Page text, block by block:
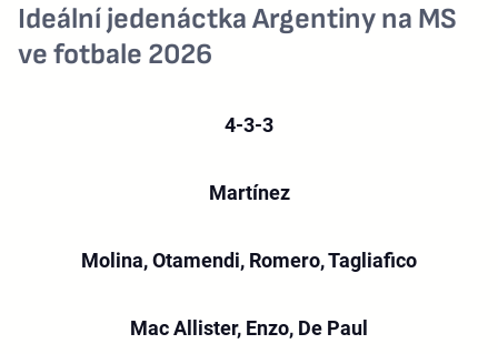
Ideální jedenáctka Argentiny na MS
ve fotbale 2026
4-3-3
Martínez
Molina, Otamendi, Romero, Tagliafico
Mac Allister, Enzo, De Paul